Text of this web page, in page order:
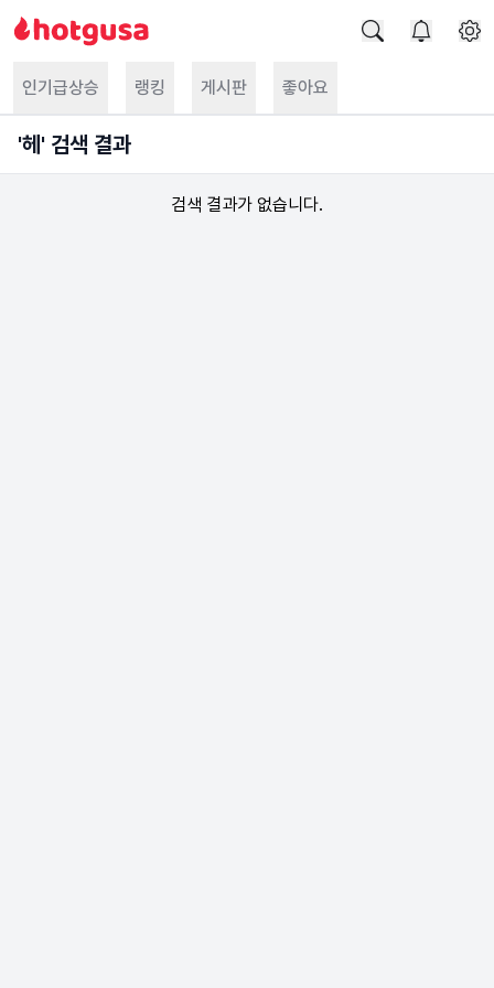
인기급상승 랭킹 게시판 좋아요
'헤 ' 검색 결과
검색 결과가 없습니다.